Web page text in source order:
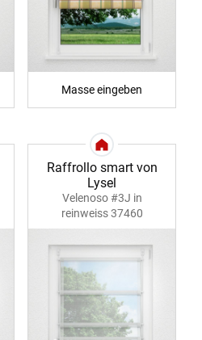
Masse eingeben
Raffrollo smart von
Lysel
Velenoso #3J in
reinweiss 37460